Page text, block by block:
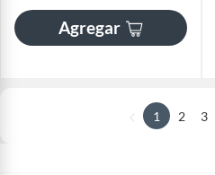
Agregar
1 2 3